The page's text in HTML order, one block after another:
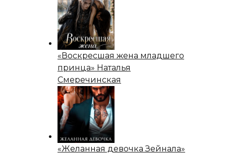
«Воскресшая жена младшего
принца» Наталья
Смеречинская
«Желанная девочка Зейнала»